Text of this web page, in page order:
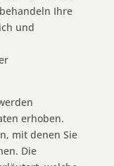
Ihre
und
erhoben.
mit denen Sie
Die